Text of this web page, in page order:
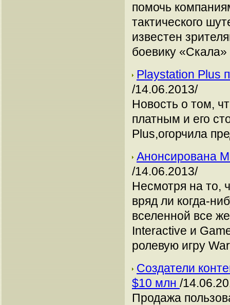
помочь
тактического
известен
боевику
Playstation Plus
/14.06.2013/
Новость о том,
платным и его
Plus,огорчила
Анонсирована
/14.06.2013/
Несмотря на то,
вряд ли когда-
вселенной все
Interactive и
ролевую игру
Создатели
$10 млн /
Продажа